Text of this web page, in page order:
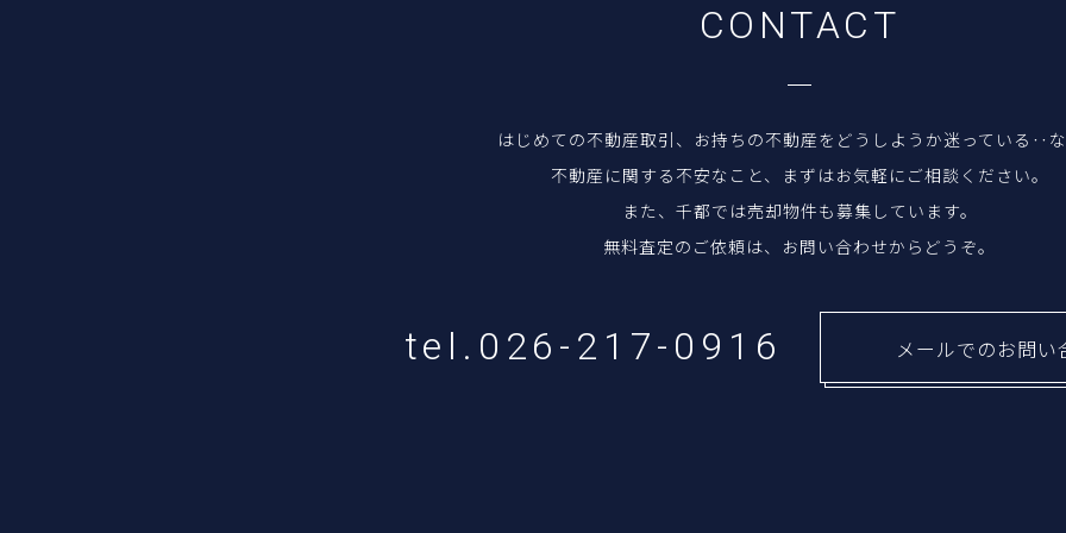
CO NTACT
はじめての不動産取引、お持ちの不動産をどうしようか迷っている‥な
不動産に関する不安なこと、まずはお気軽にご相談ください。
また、千都では売却物件も募集しています。
無料査定のご依頼は、お問い合わせからどうぞ。
tel.026-217-0916 メールでのお問い